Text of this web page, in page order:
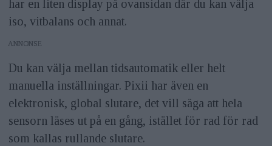
har en liten display på ovansidan där du kan välja
iso, vitbalans och annat.
ANNONS
Du kan välja mellan tidsautomatik eller helt
manuella inställningar. Pixii har även en
elektronisk, global slutare, det vill säga att hela
sensorn läses ut på en gång, istället för rad för rad
som kallas rullande slutare.